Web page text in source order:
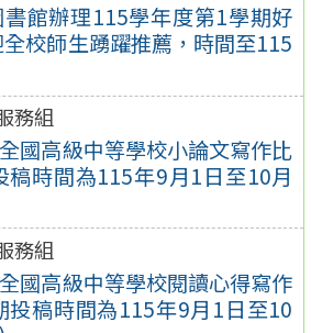
館辦理115學年度第1學期好
校師生踴躍推薦，時間至115
務組
國高級中等學校小論文寫作比
稿時間為115年9月1日至10月
務組
國高級中等學校閱讀心得寫作
投稿時間為115年9月1日至10